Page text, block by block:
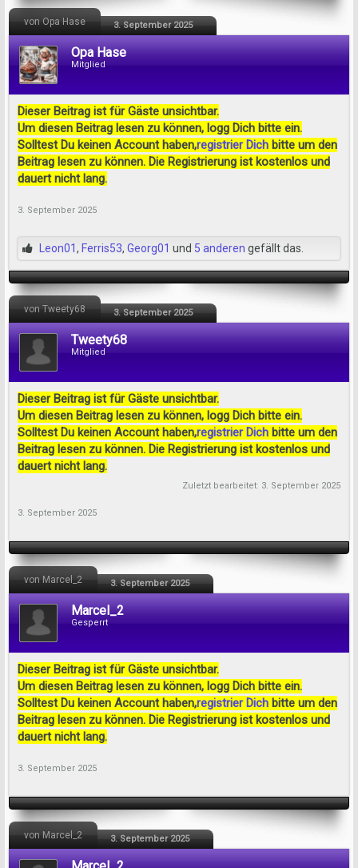
von Opa Hase 3. September 2025
Opa Hase
Mitglied
Dieser Beitrag ist für Gäste unsichtbar.
Um diesen Beitrag lesen zu können, logg Dich bitte ein.
Solltest Du keinen Account haben,registrier Dich bitte um den
Beitrag lesen zu können. Die Registrierung ist kostenlos und
dauert nicht lang.
3. September 2025
Leon01, Ferris53, Georg01 und 5 anderen gefällt das.
von Tweety68 3. September 2025
Tweety68
Mitglied
Dieser Beitrag ist für Gäste unsichtbar.
Um diesen Beitrag lesen zu können, logg Dich bitte ein.
Solltest Du keinen Account haben,registrier Dich bitte um den
Beitrag lesen zu können. Die Registrierung ist kostenlos und
dauert nicht lang.
Zuletzt bearbeitet: 3. September 2025
3. September 2025
von Marcel_2 3. September 2025
Marcel_2
Gesperrt
Dieser Beitrag ist für Gäste unsichtbar.
Um diesen Beitrag lesen zu können, logg Dich bitte ein.
Solltest Du keinen Account haben,registrier Dich bitte um den
Beitrag lesen zu können. Die Registrierung ist kostenlos und
dauert nicht lang.
3. September 2025
von Marcel_2 3. September 2025